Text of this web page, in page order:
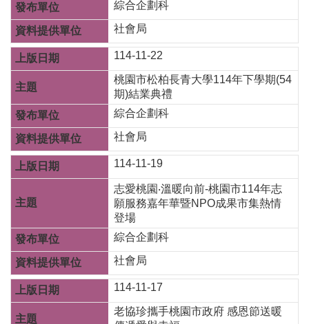
福
機
構
地
圖
新
住
民
友
善
專
區
N
e
m
m
g
n
綜合企劃科
社會局
114-11-22
桃園市松柏長青大學114年下學期(54
期)結業典禮
綜合企劃科
社會局
114-11-19
志愛桃園‧溫暖向前-桃園市114年志
願服務嘉年華暨NPO成果市集熱情
登場
綜合企劃科
社會局
114-11-17
老協珍攜手桃園市政府 感恩節送暖